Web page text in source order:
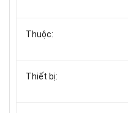
Thuộc:
Thiết bị: